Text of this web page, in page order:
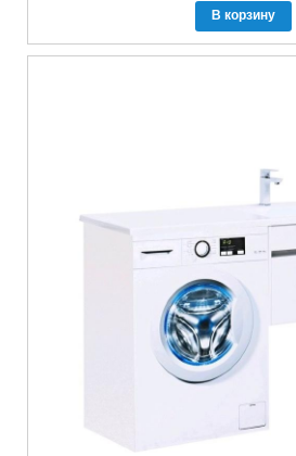
В корзину